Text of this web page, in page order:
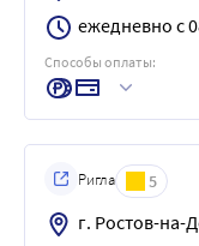
ежедневно с
Способы оплаты:
Ригла 5
г. Ростов-на-